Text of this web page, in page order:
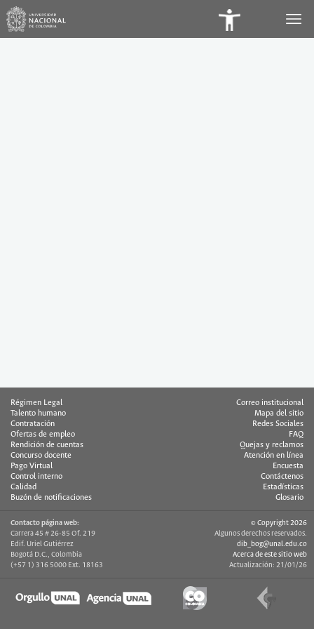
Régimen Legal
Talento humano
Contratación
Ofertas de empleo
Rendición de cuentas
Concurso docente
Pago Virtual
Control interno
Calidad
Buzón de notificaciones
Correo institucional
Mapa del sitio
Redes Sociales
FAQ
Quejas y reclamos
Atención en línea
Encuesta
Contáctenos
Estadísticas
Glosario
Contacto página web:
Carrera 45 # 26-85 Of. 219
Edif. Uriel Gutiérrez
Bogotá D.C., Colombia
(+57 1) 316 5000 Ext. 18163
© Copyright 2026
Algunos derechos reservados.
dib_bog@unal.edu.co
Acerca de este sitio web
Actualización: 21/01/26